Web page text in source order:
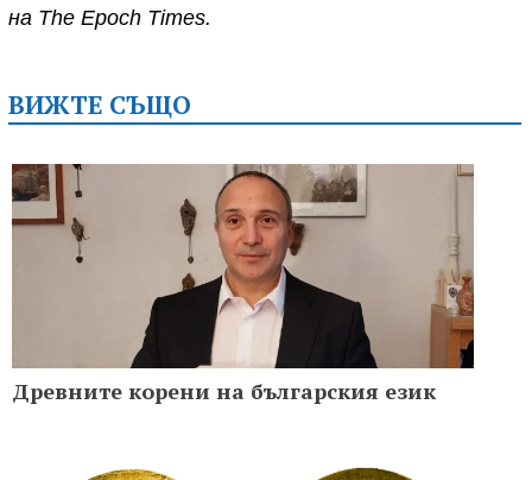
на The Epoch Times.
ВИЖТЕ СЪЩО
Древните корени на българския език